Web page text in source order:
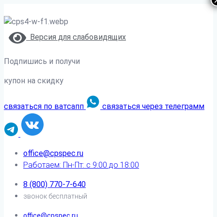
Версия для слабовидящих
Подпишись и получи
купон на скидку
связаться по ватсапп связаться через телеграмм
office@cpspec.ru
Работаем: Пн-Пт: с 9:00 до 18:00
8 (800) 770-7-640
звонок бесплатный